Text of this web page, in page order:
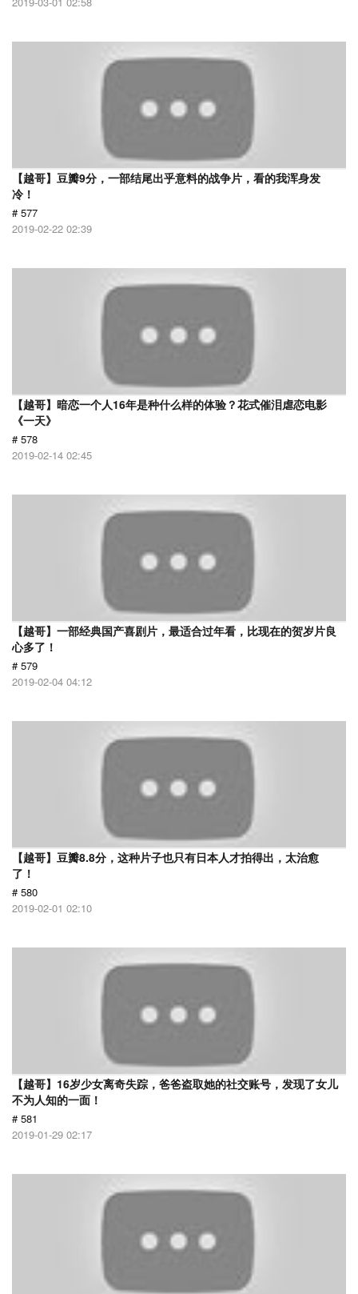
【越哥】豆瓣9分，一部结尾出乎意料的战争片，看的我浑身发
冷！
# 577
2019-02-22 02:39
【越哥】暗恋一个人16年是种什么样的体验？花式催泪虐恋电影
《一天》
# 578
2019-02-14 02:45
【越哥】一部经典国产喜剧片，最适合过年看，比现在的贺岁片良
心多了！
# 579
2019-02-04 04:12
【越哥】豆瓣8.8分，这种片子也只有日本人才拍得出，太治愈
了！
# 580
2019-02-01 02:10
【越哥】16岁少女离奇失踪，爸爸盗取她的社交账号，发现了女儿
不为人知的一面！
# 581
2019-01-29 02:17